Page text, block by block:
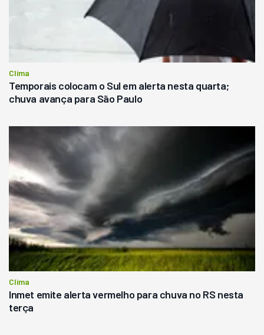
Clima
Temporais colocam o Sul em alerta nesta quarta;
chuva avança para São Paulo
Clima
Inmet emite alerta vermelho para chuva no RS nesta
terça